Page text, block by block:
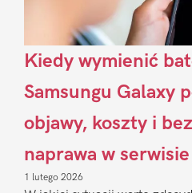
Kiedy wymienić
Samsungu Galaxy
objawy, koszty i
naprawa w serwisie
1 lutego 2026